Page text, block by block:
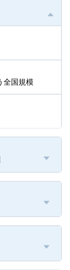
全国規模